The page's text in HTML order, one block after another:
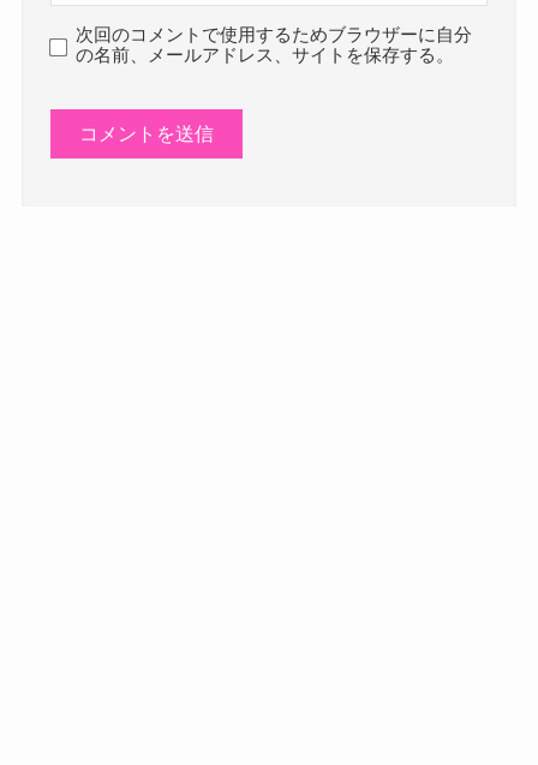
次回のコメントで使用するためブラウザーに自分
の名前、メールアドレス、サイトを保存する。